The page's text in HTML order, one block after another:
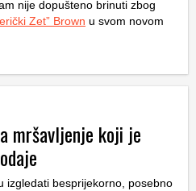
nije dopušteno brinuti zbog
Zet” Brown u svom novom
mršavljenje koji je
izgledati besprijekorno, posebno